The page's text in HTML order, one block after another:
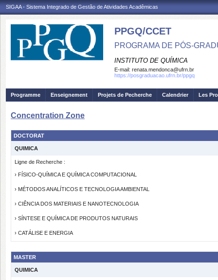
SIGAA - Sistema Integrado de Gestão de Atividades Acadêmicas
PPGQ/CCET
PROGRAMA DE PÓS-
INSTITUTO DE QUÍMICA
E-mail: renata.mendonca@ufrn.br
https://posgraduacao.ufrn.br/ppgq
Programme Enseignement Projets de Pecherche Calendrier Les
Concentration Zone
DOCTORAT
QUIMICA
Ligne de Recherche :
› FÍSICO-QUÍMICA E QUÍMICA COMPUTACIONAL
› MÉTODOS ANALÍTICOS E TECNOLOGIA AMBIENTAL
› CIÊNCIA DOS MATERIAIS E NANOTECNOLOGIA
› SÍNTESE E QUÍMICA DE PRODUTOS NATURAIS
› CATÁLISE E ENERGIA
MASTER
QUIMICA